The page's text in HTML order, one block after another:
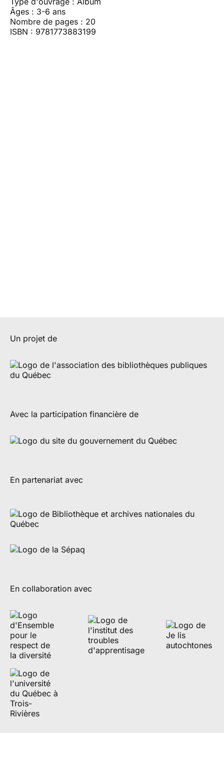
Âges : 3-6 ans
Nombre de pages : 20
ISBN : 9781773883199
Un projet de
Avec la participation financière de
En partenariat avec
En collaboration avec